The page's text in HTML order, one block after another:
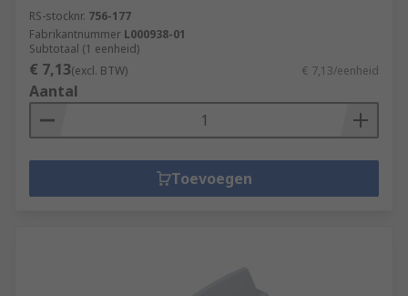
RS-stocknr. 756-177
Fabrikantnummer L000938-01
Subtotaal (1 eenheid)
€ 7,13(excl. BTW) € 7,13/eenheid
Aantal
Toevoegen